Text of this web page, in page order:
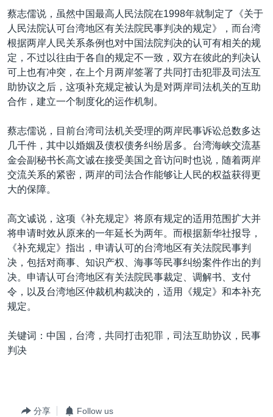
关注西藏
关注新疆
GEN Z 看美国
蔡志儒说，虽然中国最高人民法院在1998年就制定了《关于
人民法院认可台湾地区有关法院民事判决的规定》，而台湾
根据两岸人民关系条例也对中国法院判决的认可有相关的规
定，不过以往由于各自的规定不一致，双方在彼此的判决认
可上也有冲突，在上个月两岸签署了共同打击犯罪及司法互
助协议之后，这项补充规定被认为是对两岸司法机关的互助
合作，建立一个制度化的运作机制。
蔡志儒说，目前台湾司法机关受理的两岸民事诉讼总数多达
几千件，其中以婚姻及债权债务纠纷居多。台湾海峡交流基
金会副秘书长高文诚在接受美国之音访问时也说，随着两岸
交流关系的紧密，两岸的司法合作能够让人民的权益获得更
大的保障。
高文诚说，这项《补充规定》将原有规定的适用范围扩大并
将申请时效从原来的一年延长为两年。而根据新华社报导，
《补充规定》指出，申请认可的台湾地区有关法院民事判
决，包括对商事、知识产权、海事等民事纠纷案件作出的判
决。申请认可台湾地区有关法院民事裁定、调解书、支付
令，以及台湾地区仲裁机构裁决的，适用《规定》和本补充
规定。
关键词：中国，台湾，共同打击犯罪，司法互助协议，民事
判决
分享 Follow us